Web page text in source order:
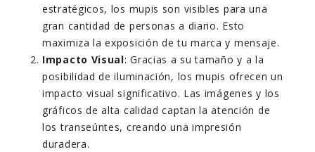
estratégicos, los mupis son visibles para una
gran cantidad de personas a diario. Esto
maximiza la exposición de tu marca y mensaje.
Impacto Visual: Gracias a su tamaño y a la
posibilidad de iluminación, los mupis ofrecen un
impacto visual significativo. Las imágenes y los
gráficos de alta calidad captan la atención de
los transeúntes, creando una impresión
duradera.